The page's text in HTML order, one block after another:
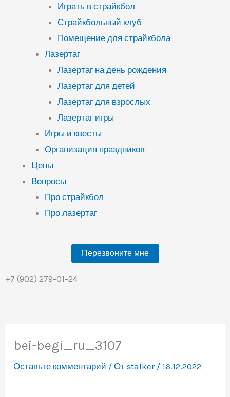
Играть в страйкбол
Страйкбольный клуб
Помещение для страйкбола
Лазертаг
Лазертаг на день рождения
Лазертаг для детей
Лазертаг для взрослых
Лазертаг игры
Игры и квесты
Организация праздников
Цены
Вопросы
Про страйкбол
Про лазертаг
Перезвоните мне
+7 (902) 279-01-24
bei-begi_ru_3107
Оставьте комментарий / Отstalker / 16.12.2022